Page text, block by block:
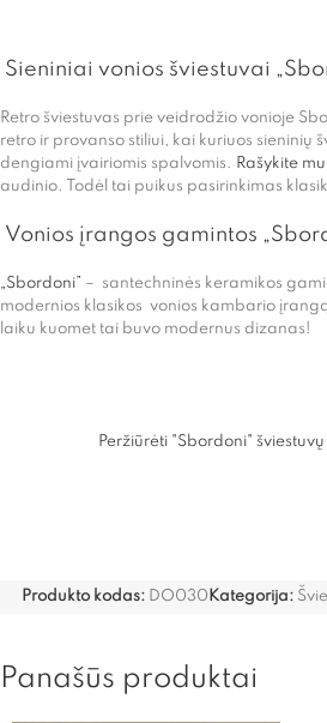
Sieniniai vonios šviestuvai
Retro šviestuvas prie veidrodžio vonioje
retro ir provanso stiliui, kai kuriuos sieninių
dengiami įvairiomis spalvomis.
Rašykite
audinio. Todėl tai puikus pasirinkimas
Vonios įrangos gamintos
„Sbordoni” – santechninės keramikos
modernios klasikos vonios kambario
laiku kuomet tai buvo modernus dizanas!
Peržiūrėti "Sbordoni"
Produkto kodas: DO030 Kategorija:
Panašūs produktai